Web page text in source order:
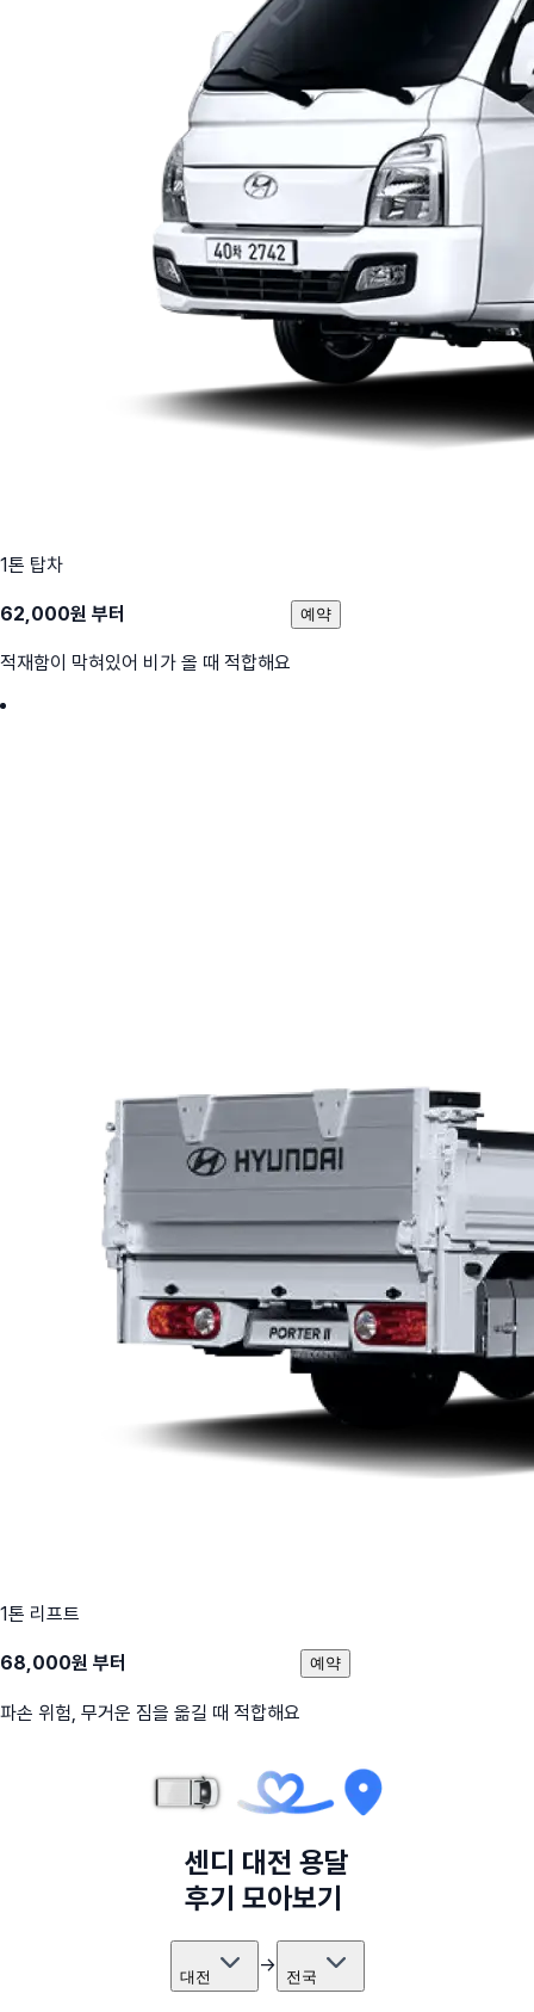
1톤 탑차
62,000원 부터
적재함이 막혀있어 비가 올 때 적합해요
예약
1톤 리프트
68,000원 부터
파손 위험, 무거운 짐을 옮길 때 적합해요
예약
센디 대전 용달
후기 모아보기
대전 → 전국